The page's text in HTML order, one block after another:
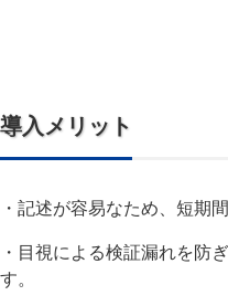
導入メリット
・記述が容易なため、短期
・目視による検証漏れを防
す。